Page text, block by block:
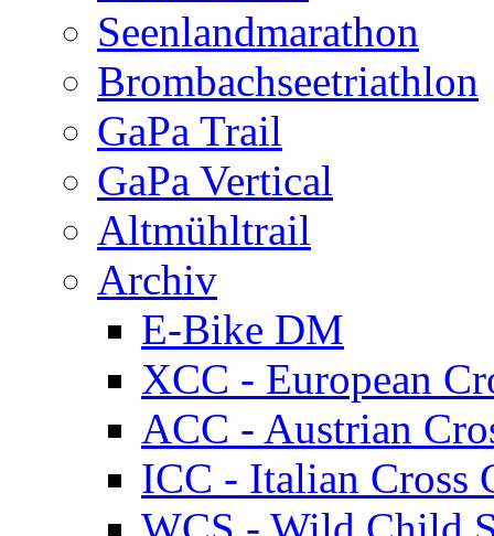
Seenlandmarathon
Brombachseetriathlon
GaPa Trail
GaPa Vertical
Altmühltrail
Archiv
E-Bike DM
XCC - European
ACC - Austrian
ICC - Italian Cross